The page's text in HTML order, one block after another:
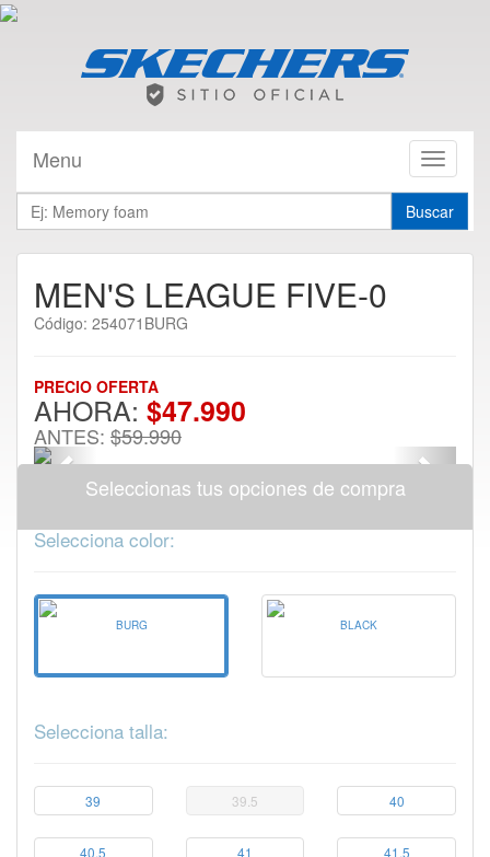
Toggle
Menu
Buscar
MEN'S LEAGUE FIVE-0
Código: 254071BURG
PRECIO OFERTA
AHORA: $47.990
ANTES: $59.990
Previous Next
Seleccionas tus opciones de compra
Selecciona color:
BURG BLACK
Selecciona talla:
39 39.5 40
40.5 41 41.5